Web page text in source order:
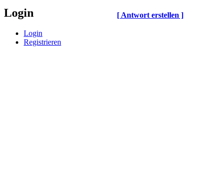
Login
Login
Registrieren
[ Antwort erstellen ]